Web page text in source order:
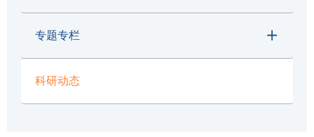
专题专栏
科研动态